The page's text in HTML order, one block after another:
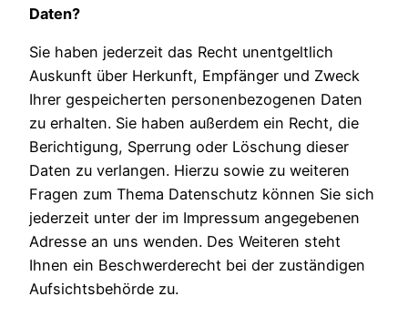
Daten?
Sie haben jederzeit das Recht unentgeltlich
Auskunft über Herkunft, Empfänger und Zweck
Ihrer gespeicherten personenbezogenen Daten
zu erhalten. Sie haben außerdem ein Recht, die
Berichtigung, Sperrung oder Löschung dieser
Daten zu verlangen. Hierzu sowie zu weiteren
Fragen zum Thema Datenschutz können Sie sich
jederzeit unter der im Impressum angegebenen
Adresse an uns wenden. Des Weiteren steht
Ihnen ein Beschwerderecht bei der zuständigen
Aufsichtsbehörde zu.